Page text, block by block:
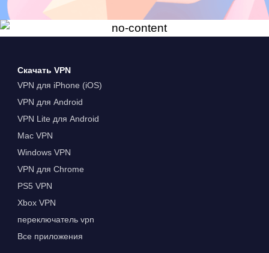
Скачать VPN
VPN для iPhone (iOS)
VPN для Android
VPN Lite для Android
Mac VPN
Windows VPN
VPN для Chrome
PS5 VPN
Xbox VPN
переключатель vpn
Все приложения